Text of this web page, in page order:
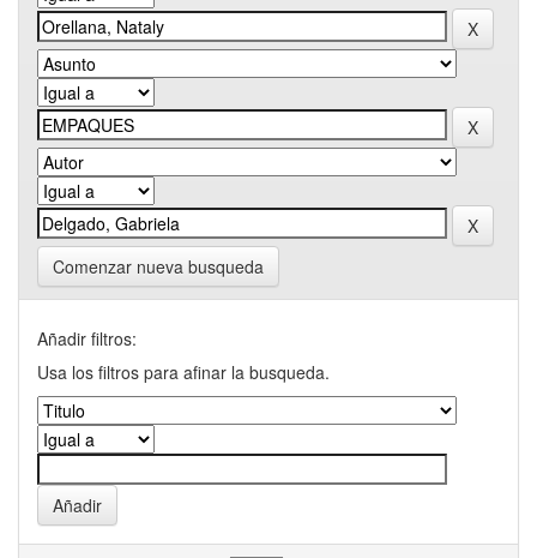
Comenzar nueva busqueda
Añadir filtros:
Usa los filtros para afinar la busqueda.